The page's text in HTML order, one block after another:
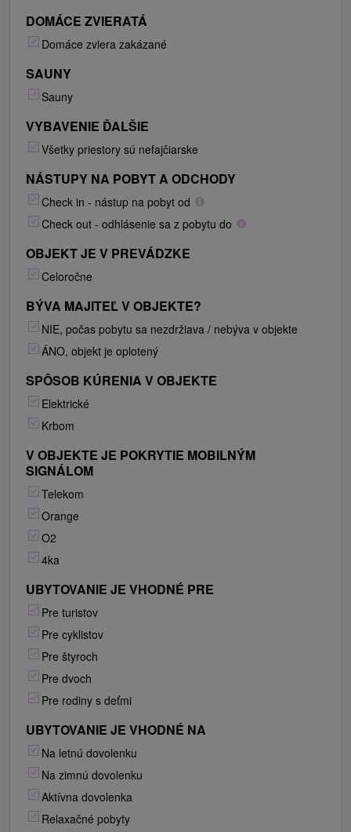
DOMÁCE ZVIERATÁ
Domáce zviera zakázané
SAUNY
Sauny
VYBAVENIE ĎALŠIE
Všetky priestory sú nefajčiarske
NÁSTUPY NA POBYT A ODCHODY
Check in - nástup na pobyt od
Check out - odhlásenie sa z pobytu do
OBJEKT JE V PREVÁDZKE
Celoročne
BÝVA MAJITEĽ V OBJEKTE?
NIE, počas pobytu sa nezdržiava / nebýva v objekte
ÁNO, objekt je oplotený
SPÔSOB KÚRENIA V OBJEKTE
Elektrické
Krbom
V OBJEKTE JE POKRYTIE MOBILNÝM
SIGNÁLOM
Telekom
Orange
O2
4ka
UBYTOVANIE JE VHODNÉ PRE
Pre turistov
Pre cyklistov
Pre štyroch
Pre dvoch
Pre rodiny s deťmi
UBYTOVANIE JE VHODNÉ NA
Na letnú dovolenku
Na zimnú dovolenku
Aktívna dovolenka
Relaxačné pobyty